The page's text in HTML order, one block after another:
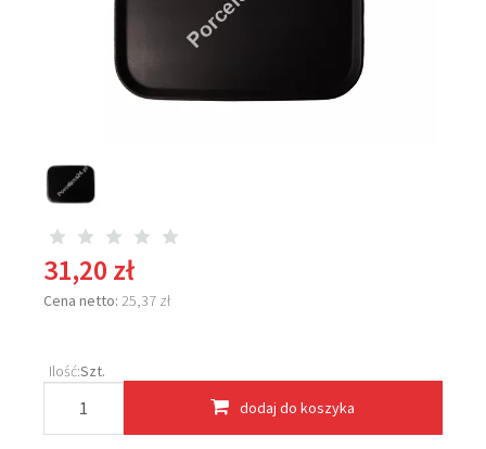
31,20 zł
Cena netto: 25,37 zł
Ilość:Szt.
dodaj do koszyka